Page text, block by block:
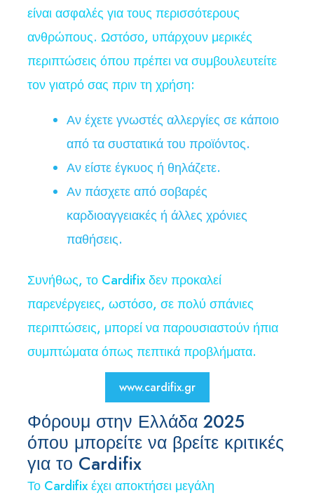
είναι ασφαλές για τους περισσότερους
ανθρώπους. Ωστόσο, υπάρχουν μερικές
περιπτώσεις όπου πρέπει να συμβουλευτείτε
τον γιατρό σας πριν τη χρήση:
Αν έχετε γνωστές αλλεργίες σε κάποιο
από τα συστατικά του προϊόντος.
Αν είστε έγκυος ή θηλάζετε.
Αν πάσχετε από σοβαρές
καρδιοαγγειακές ή άλλες χρόνιες
παθήσεις.
Συνήθως, το Cardifix δεν προκαλεί
παρενέργειες, ωστόσο, σε πολύ σπάνιες
περιπτώσεις, μπορεί να παρουσιαστούν ήπια
συμπτώματα όπως πεπτικά προβλήματα.
www.cardifix.gr
Φόρουμ στην Ελλάδα 2025
όπου μπορείτε να βρείτε κριτικές
για το Cardifix
Το Cardifix έχει αποκτήσει μεγάλη